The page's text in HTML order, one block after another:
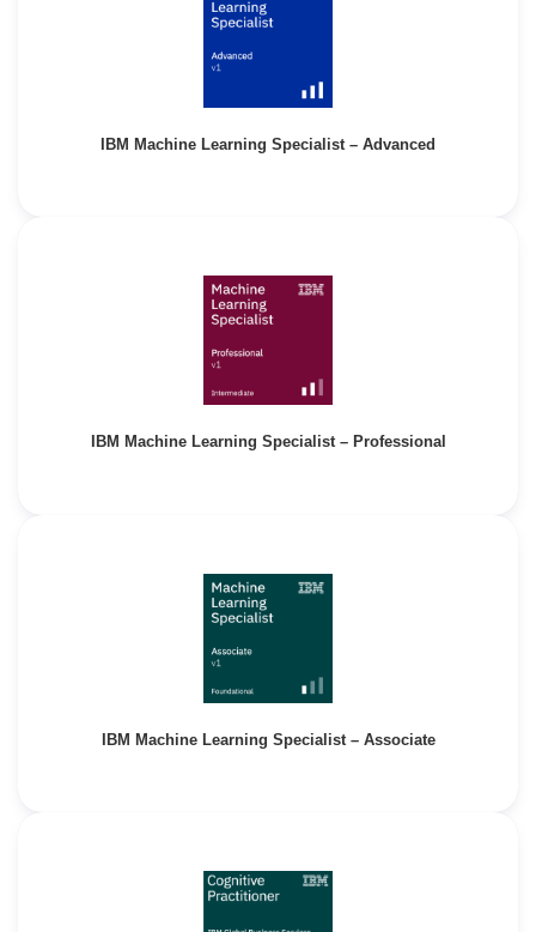
IBM Machine Learning Specialist – Advanced
IBM Machine Learning Specialist – Professional
IBM Machine Learning Specialist – Associate